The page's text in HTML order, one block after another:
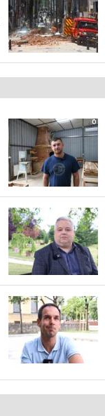
0
0
6